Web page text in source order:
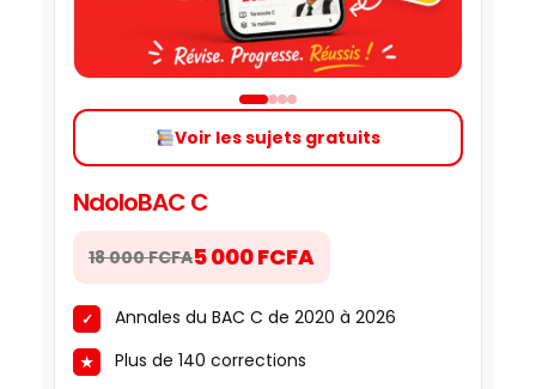
Voir les sujets gratuits
NdoloBAC C
18 000 FCFA5 000 FCFA
Annales du BAC C de 2020 à 2026
Plus de 140 corrections